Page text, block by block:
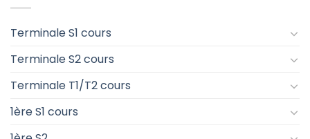
Terminale S1 cours
Terminale S2 cours
Terminale T1/T2 cours
1ère S1 cours